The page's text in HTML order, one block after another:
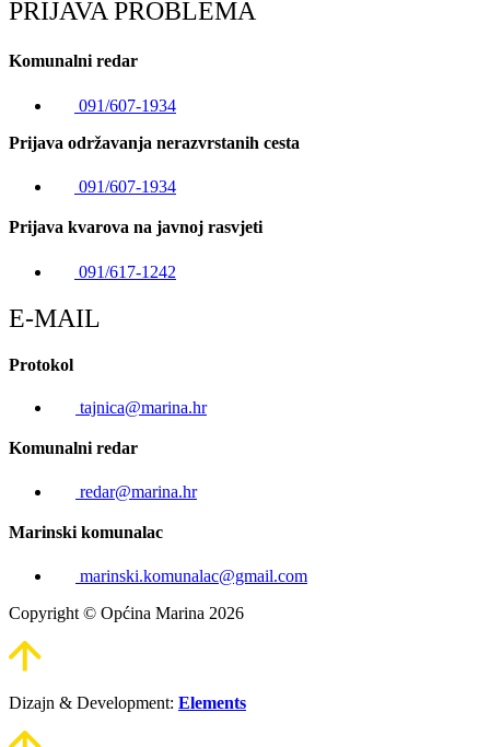
PRIJAVA PROBLEMA
Komunalni redar
091/607-1934
Prijava održavanja nerazvrstanih cesta
091/607-1934
Prijava kvarova na javnoj rasvjeti
091/617-1242
E-MAIL
Protokol
tajnica@marina.hr
Komunalni redar
redar@marina.hr
Marinski komunalac
marinski.komunalac@gmail.com
Copyright © Općina Marina 2026
Dizajn & Development: Elements